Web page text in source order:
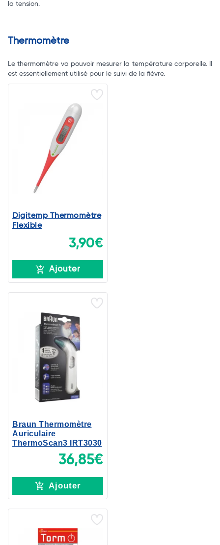
la tension.
Thermomètre
Le thermomètre va pouvoir mesurer la température corporelle. Il
est essentiellement utilisé pour le suivi de la fièvre.
Digitemp Thermomètre
Flexible
3,90€
Ajouter
Braun Thermomètre
Auriculaire
ThermoScan3 IRT3030
36,85€
Ajouter